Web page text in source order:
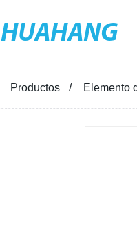
HUAHANG
Productos Elemento